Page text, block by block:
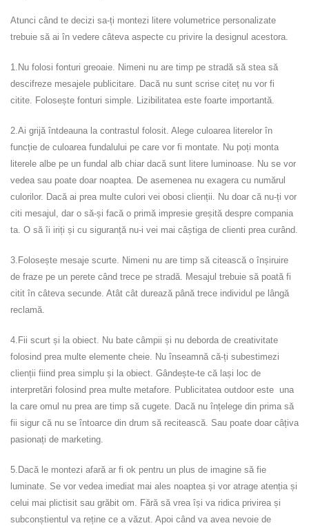
Atunci când te decizi sa-ți montezi litere volumetrice personalizate
trebuie să ai în vedere câteva aspecte cu privire la designul acestora.
1.Nu folosi fonturi greoaie. Nimeni nu are timp pe stradă să stea să
descifreze mesajele publicitare. Dacă nu sunt scrise citeț nu vor fi
citite. Folosește fonturi simple. Lizibilitatea este foarte importantă.
2.Ai grijă întdeauna la contrastul folosit. Alege culoarea literelor în
funcție de culoarea fundalului pe care vor fi montate. Nu poți monta
literele albe pe un fundal alb chiar dacă sunt litere luminoase. Nu se vor
vedea sau poate doar noaptea. De asemenea nu exagera cu numărul
culorilor. Dacă ai prea multe culori vei obosi clienții. Nu doar că nu-ți vor
citi mesajul, dar o să-și facă o primă impresie greșită despre compania
ta. O să îi iriți și cu siguranță nu-i vei mai câștiga de clienti prea curând.
3.Folosește mesaje scurte. Nimeni nu are timp să citească o înșiruire
de fraze pe un perete când trece pe stradă. Mesajul trebuie să poată fi
citit în câteva secunde. Atât cât durează până trece individul pe lângă
reclamă.
4.Fii scurt și la obiect. Nu bate câmpii și nu deborda de creativitate
folosind prea multe elemente cheie. Nu înseamnă că-ți subestimezi
clienții fiind prea simplu și la obiect. Gândește-te că lași loc de
interpretări folosind prea multe metafore. Publicitatea outdoor este una
la care omul nu prea are timp să cugete. Dacă nu înțelege din prima să
fii sigur că nu se întoarce din drum să recitească. Sau poate doar câțiva
pasionați de marketing.
5.Dacă le montezi afară ar fi ok pentru un plus de imagine să fie
luminate. Se vor vedea imediat mai ales noaptea și vor atrage atenția și
celui mai plictisit sau grăbit om. Fără să vrea își va ridica privirea și
subconștientul va reține ce a văzut. Apoi când va avea nevoie de